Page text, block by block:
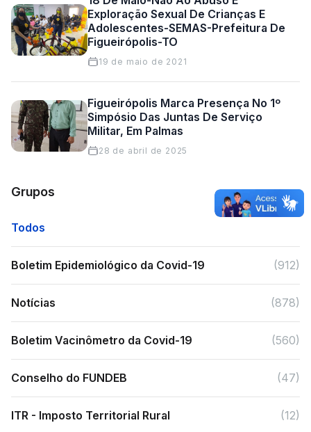
Exploração Sexual De Crianças E
Adolescentes-SEMAS-Prefeitura De
Figueirópolis-TO
19 de maio de 2021
Figueirópolis Marca Presença No 1º
Simpósio Das Juntas De Serviço
Militar, Em Palmas
28 de abril de 2025
Grupos
Todos
Boletim Epidemiológico da Covid-19 (912)
Notícias (878)
Boletim Vacinômetro da Covid-19 (560)
Conselho do FUNDEB (47)
ITR - Imposto Territorial Rural (12)